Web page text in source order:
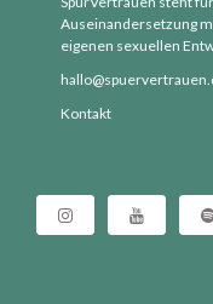
Auseinandersetzung
eigenen sexuellen
Kontakt